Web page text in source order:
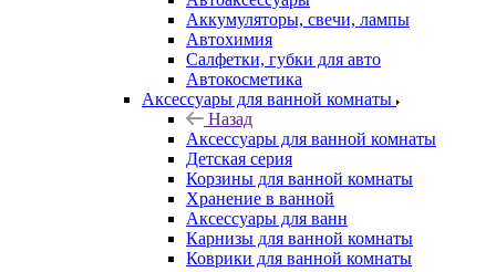
Аккумуляторы, свечи, лампы
Автохимия
Салфетки, губки для авто
Автокосметика
Аксессуары для ванной комнаты
Назад
Аксессуары для ванной комнаты
Детская серия
Корзины для ванной комнаты
Хранение в ванной
Аксессуары для ванн
Карнизы для ванной комнаты
Коврики для ванной комнаты